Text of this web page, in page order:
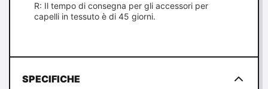
R: Il tempo di consegna per gli accessori per
capelli in tessuto è di 45 giorni.
SPECIFICHE